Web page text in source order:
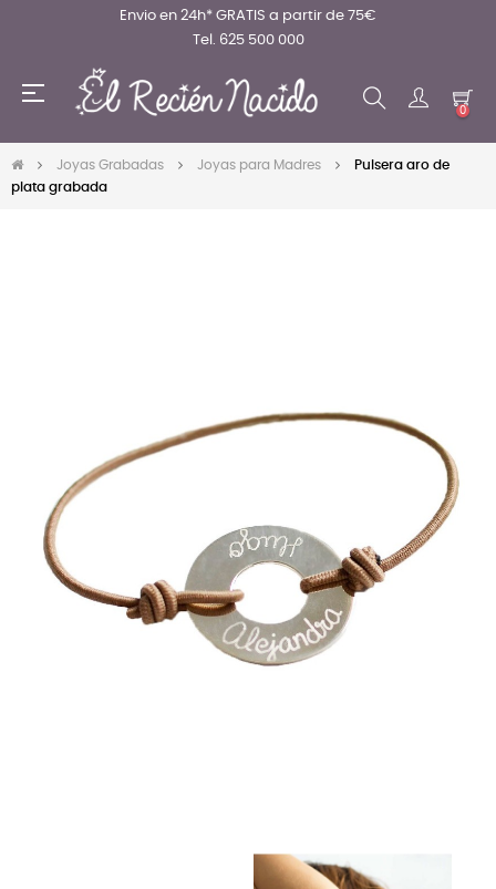
Envio en 24h* GRATIS a partir de 75€
Tel. 625 500 000
Navegación
☰
0
Joyas Grabadas Joyas para Madres
Pulsera aro de
plata grabada